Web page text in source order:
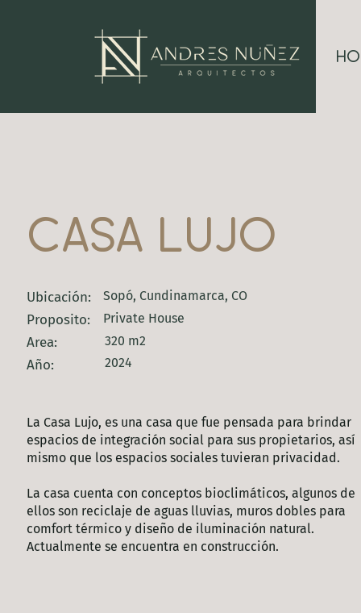
casa lujo
Ubicación:
Proposito:
Area:
Año:
Sopó, Cundinamarca, CO
Private House
320 m2
2024
La Casa Lujo, es una casa que fue pensada para brindar
espacios de integración social para sus propietarios, así
mismo que los espacios sociales tuvieran privacidad.
La casa cuenta con conceptos bioclimáticos, algunos de
ellos son reciclaje de aguas lluvias, muros dobles para
comfort térmico y diseño de iluminación natural.
Actualmente se encuentra en construcción.